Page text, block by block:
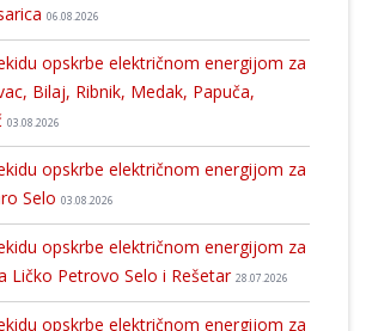
06.08.2026
opskrbe električnom energijom za
Bilaj, Ribnik, Medak, Papuča,
03.08.2026
opskrbe električnom energijom za
Selo 03.08.2026
opskrbe električnom energijom za
Ličko Petrovo Selo i Rešetar 28.07.2026
opskrbe električnom energijom za